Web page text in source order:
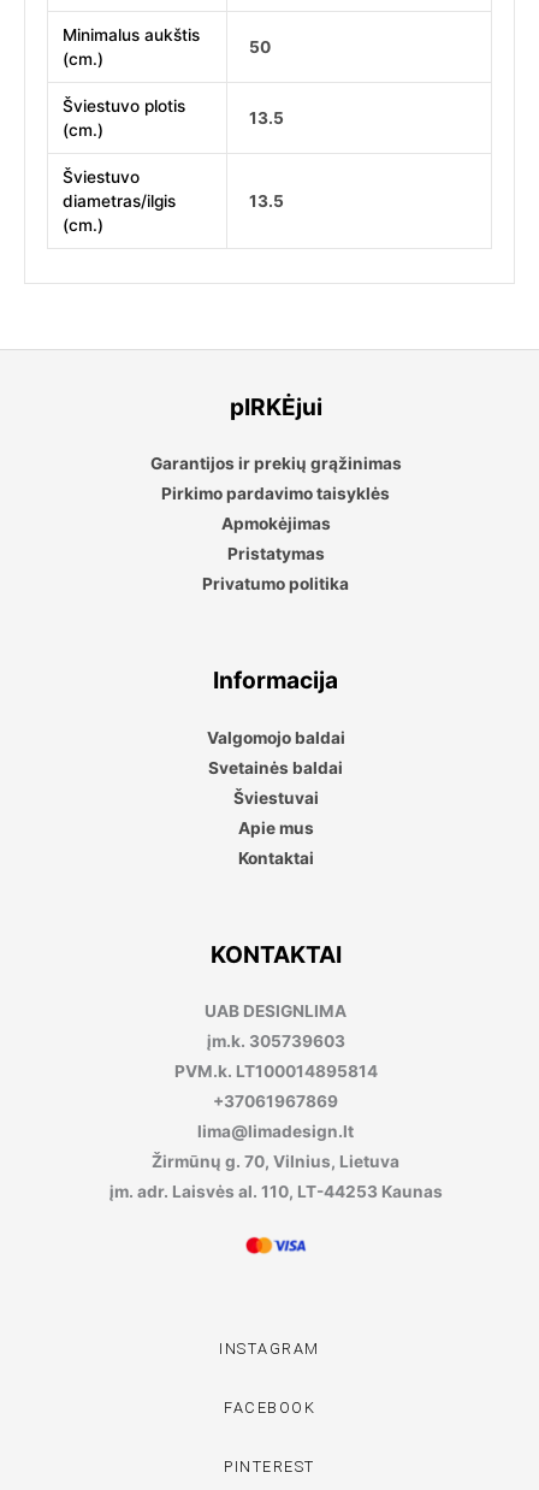
Minimalus aukštis
(cm.)
50
Šviestuvo plotis
(cm.)
13.5
Šviestuvo
diametras/ilgis
(cm.)
13.5
pIRKĖjui
Garantijos ir prekių grąžinimas
Pirkimo pardavimo taisyklės
Apmokėjimas
Pristatymas
Privatumo politika
Informacija
Valgomojo baldai
Svetainės baldai
Šviestuvai
Apie mus
Kontaktai
KONTAKTAI
UAB DESIGNLIMA
įm.k. 305739603
PVM.k. LT100014895814
+37061967869
lima@limadesign.lt
Žirmūnų g. 70, Vilnius, Lietuva
įm. adr. Laisvės al. 110, LT-44253 Kaunas
INSTAGRAM
FACEBOOK
PINTEREST